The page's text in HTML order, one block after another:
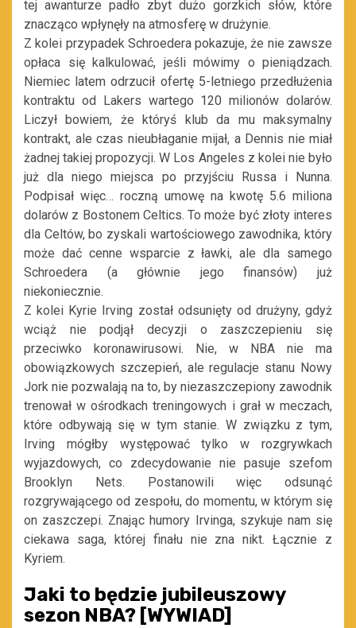
tej awanturze padło zbyt dużo gorzkich słów, które
znacząco wpłynęły na atmosferę w drużynie.
Z kolei przypadek Schroedera pokazuje, że nie zawsze
opłaca się kalkulować, jeśli mówimy o pieniądzach.
Niemiec latem odrzucił ofertę 5-letniego przedłużenia
kontraktu od Lakers wartego 120 milionów dolarów.
Liczył bowiem, że któryś klub da mu maksymalny
kontrakt, ale czas nieubłaganie mijał, a Dennis nie miał
żadnej takiej propozycji. W Los Angeles z kolei nie było
już dla niego miejsca po przyjściu Russa i Nunna.
Podpisał więc… roczną umowę na kwotę 5.6 miliona
dolarów z Bostonem Celtics. To może być złoty interes
dla Celtów, bo zyskali wartościowego zawodnika, który
może dać cenne wsparcie z ławki, ale dla samego
Schroedera (a głównie jego finansów) już
niekoniecznie.
Z kolei Kyrie Irving został odsunięty od drużyny, gdyż
wciąż nie podjął decyzji o zaszczepieniu się
przeciwko koronawirusowi. Nie, w NBA nie ma
obowiązkowych szczepień, ale regulacje stanu Nowy
Jork nie pozwalają na to, by niezaszczepiony zawodnik
trenował w ośrodkach treningowych i grał w meczach,
które odbywają się w tym stanie. W związku z tym,
Irving mógłby występować tylko w rozgrywkach
wyjazdowych, co zdecydowanie nie pasuje szefom
Brooklyn Nets. Postanowili więc odsunąć
rozgrywającego od zespołu, do momentu, w którym się
on zaszczepi. Znając humory Irvinga, szykuje nam się
ciekawa saga, której finału nie zna nikt. Łącznie z
Kyriem.
Jaki to będzie jubileuszowy
sezon NBA? [WYWIAD]